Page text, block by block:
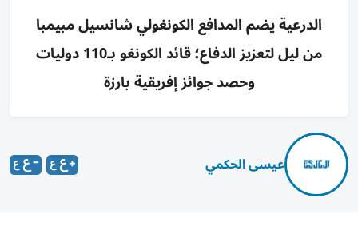
الدرعية يضم المدافع الكونغولي شانسيل مبيمبا
من ليل لتعزيز الدفاع؛ قائد الكونغو بـ110 دوليات
وحصد جوائز إفريقية بارزة
عيسى الحكمي